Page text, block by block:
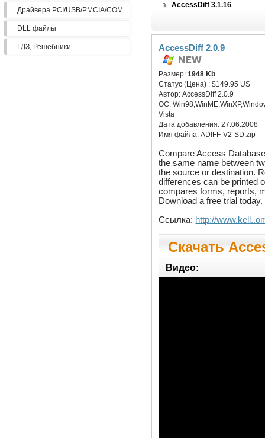
Драйвера PCI/USB/PMCIA/COM
DLL файлы
ГДЗ, Решебники
AccessDiff 3.1.16
AccessDiff 2.0.9
Размер:1948 Kb
Статус (Цена) :$149.95 US
Автор:AccessDiff 2.0.9
ОС:
Vista
Дата добавления:27.06.2008
Имя файла:ADIFF-V2-SD.zip
Compare Access
the same name between
the source or destination.
differences can be printed
compares forms, reports,
Download a free trial today.
Ссылка: http://
Скачать
Видео: